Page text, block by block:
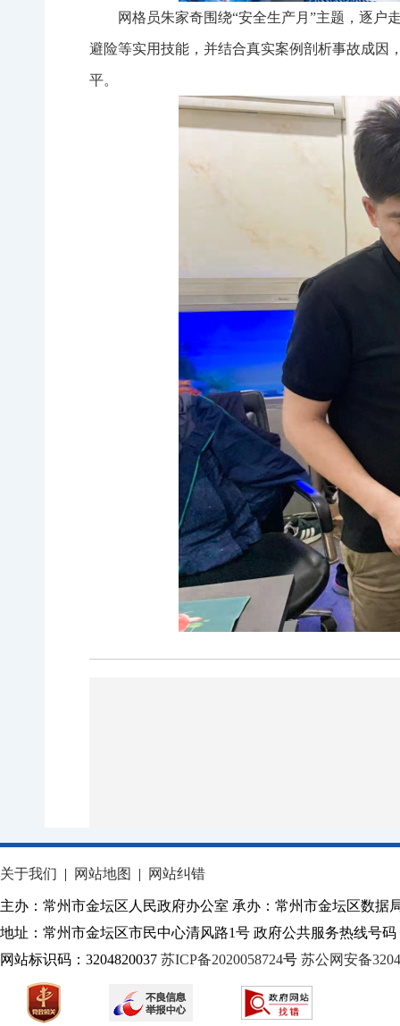
网格员朱家奇围绕“安全生产月”主题，逐户
避险等实用技能，并结合真实案例剖析事故成因
平。
关于我们 | 网站地图 | 网站纠错
主办：常州市金坛区人民政府办公室 承办：常州市金坛区数据
地址：常州市金坛区市民中心清风路1号 政府公共服务热线号码
网站标识码：3204820037 苏ICP备2020058724号 苏公网安备